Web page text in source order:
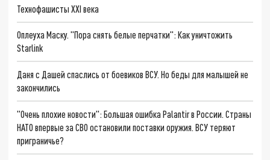
Технофашисты XXI века
Оплеуха Маску. "Пора снять белые перчатки": Как уничтожить
Starlink
Даня с Дашей спаслись от боевиков ВСУ. Но беды для малышей не
закончились
"Очень плохие новости": Большая ошибка Palantir в России. Страны
НАТО впервые за СВО остановили поставки оружия. ВСУ теряют
приграничье?